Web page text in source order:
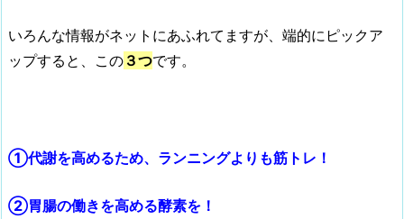
いろんな情報がネットにあふれてますが、端的にピックア
ップすると、この ３つです。
①代謝を高めるため、ランニングよりも筋トレ！
②胃腸の働きを高める酵素を！